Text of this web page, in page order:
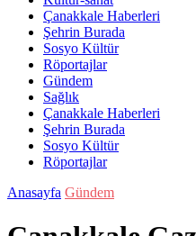
Çanakkale Haberleri
Şehrin Burada
Sosyo Kültür
Röportajlar
Gündem
Sağlık
Çanakkale Haberleri
Şehrin Burada
Sosyo Kültür
Röportajlar
Anasayfa Gündem